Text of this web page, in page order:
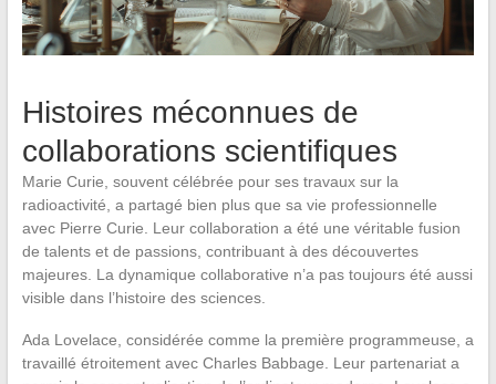
Histoires méconnues de
collaborations scientifiques
Marie Curie, souvent célébrée pour ses travaux sur la
radioactivité, a partagé bien plus que sa vie professionnelle
avec Pierre Curie. Leur collaboration a été une véritable fusion
de talents et de passions, contribuant à des découvertes
majeures. La dynamique collaborative n’a pas toujours été aussi
visible dans l’histoire des sciences.
Ada Lovelace, considérée comme la première programmeuse, a
travaillé étroitement avec Charles Babbage. Leur partenariat a